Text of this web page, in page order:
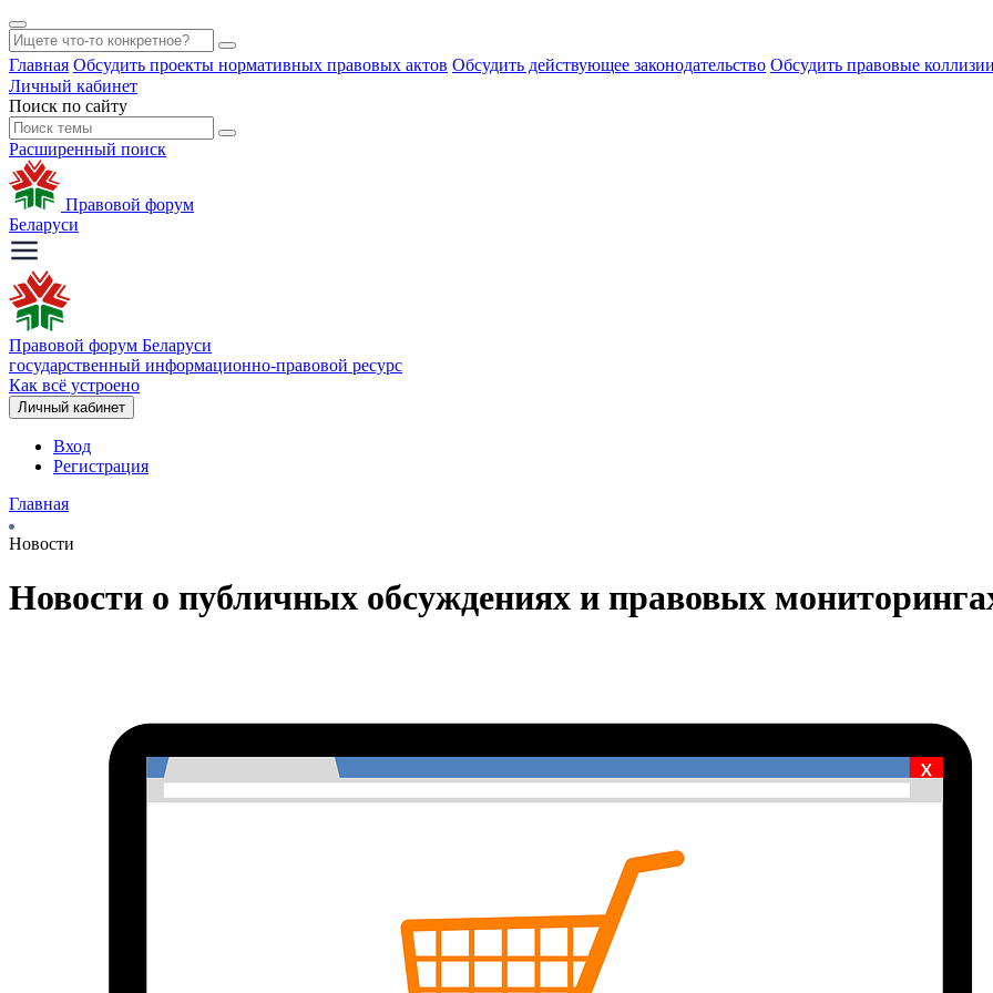
Главная Обсудить проекты нормативных правовых актов Обсудить действующее законодательство Обсудить правовые
Личный кабинет
Поиск по сайту
Расширенный поиск
Правовой форум
Беларуси
Правовой форум Беларуси
государственный информационно-правовой ресурс
Как всё устроено
Личный кабинет
Вход
Регистрация
Главная
Новости
Новости о публичных обсуждениях и правовых